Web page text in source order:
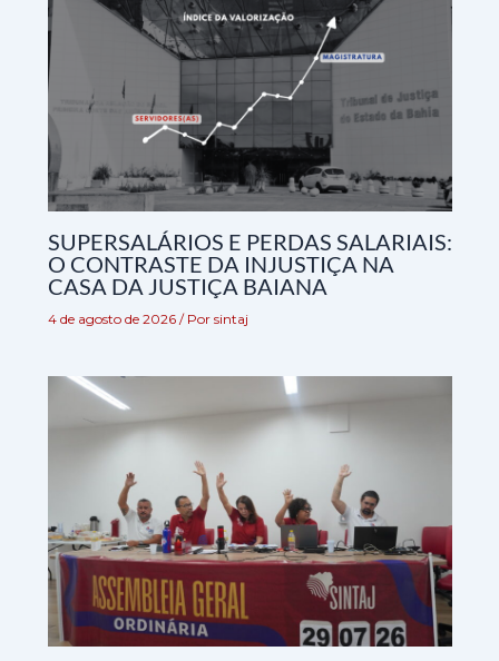
SUPERSALÁRIOS E PERDAS SALARIAIS:
O CONTRASTE DA INJUSTIÇA NA
CASA DA JUSTIÇA BAIANA
4 de agosto de 2026 / Por sintaj